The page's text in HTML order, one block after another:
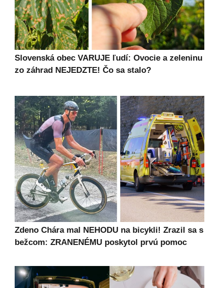
Slovenská obec VARUJE ľudí: Ovocie a zeleninu
zo záhrad NEJEDZTE! Čo sa stalo?
Zdeno Chára mal NEHODU na bicykli! Zrazil sa s
bežcom: ZRANENÉMU poskytol prvú pomoc